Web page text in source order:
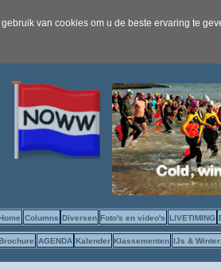
van cookies om u de beste ervaring te
Columns Diversen Foto's en video's LIVETIMING
AGENDA Kalender Klassementen IJs &